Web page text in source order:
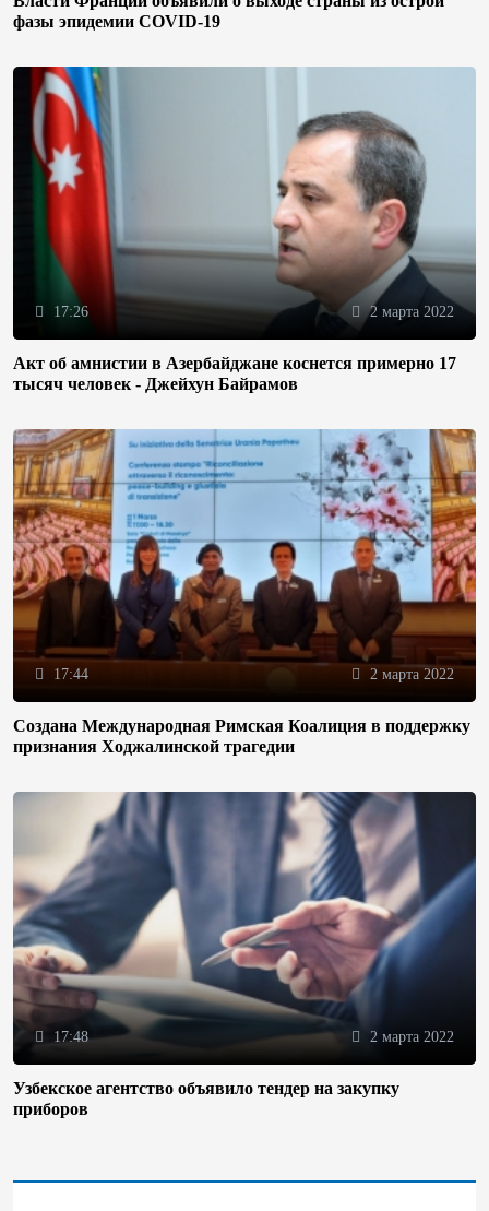
фазы эпидемии COVID-19
17:26 2 марта 2022
Акт об амнистии в Азербайджане коснется примерно 17
тысяч человек - Джейхун Байрамов
17:44 2 марта 2022
Создана Международная Римская Коалиция в поддержку
признания Ходжалинской трагедии
17:48 2 марта 2022
Узбекское агентство объявило тендер на закупку
приборов